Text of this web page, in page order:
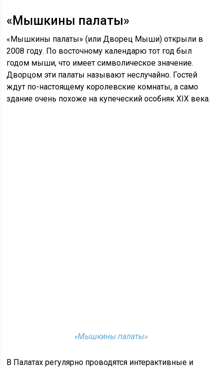
«Мышкины палаты»
«Мышкины палаты» (или Дворец Мыши) открыли в
2008 году. По восточному календарю тот год был
годом мыши, что имеет символическое значение.
Дворцом эти палаты называют неслучайно. Гостей
ждут по-настоящему королевские комнаты, а само
здание очень похоже на купеческий особняк XIX века.
«Мышкины палаты»
В Палатах регулярно проводятся интерактивные и